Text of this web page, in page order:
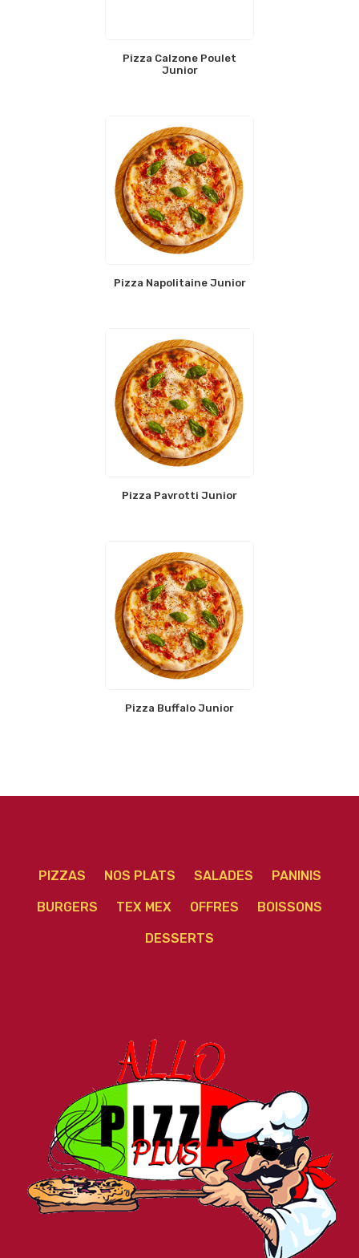
Pizza Calzone Poulet
Junior
Pizza Napolitaine Junior
Pizza Pavrotti Junior
Pizza Buffalo Junior
PIZZAS NOS PLATS SALADES PANINIS
BURGERS TEX MEX OFFRES BOISSONS
DESSERTS